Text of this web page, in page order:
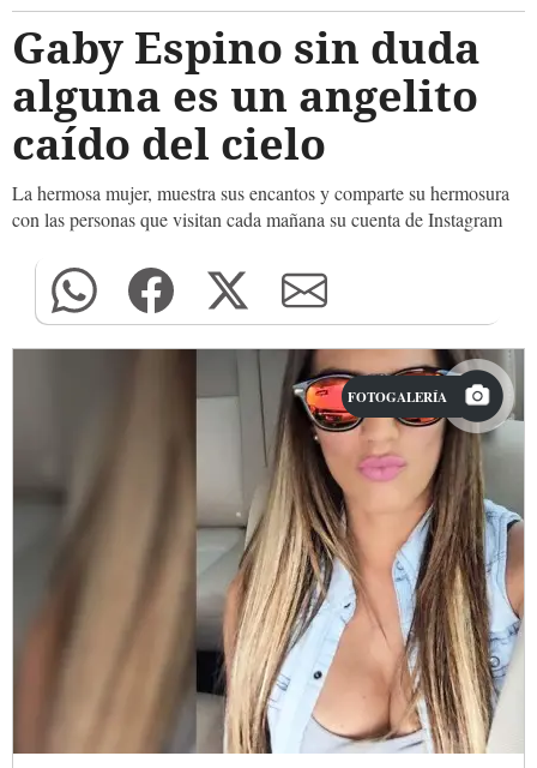
Gaby Espino sin duda
alguna es un angelito
caído del cielo
La hermosa mujer, muestra sus encantos y comparte su hermosura
con las personas que visitan cada mañana su cuenta de Instagram
FOTOGALERÍA